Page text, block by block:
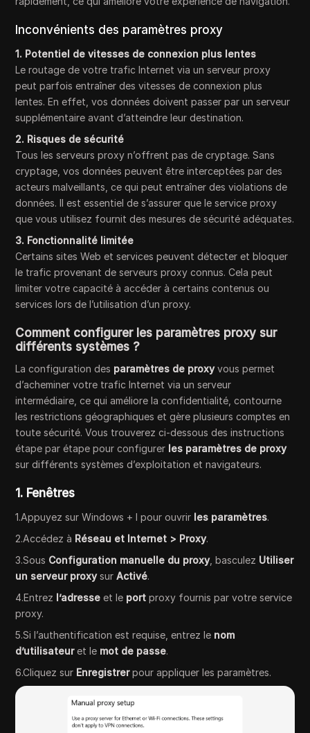
Inconvénients des paramètres proxy
1. Potentiel de vitesses de connexion plus lentes
Le routage de votre trafic Internet via un serveur proxy
peut parfois entraîner des vitesses de connexion plus
lentes. En effet, vos données doivent passer par un serveur
supplémentaire avant d’atteindre leur destination.
2. Risques de sécurité
Tous les serveurs proxy n’offrent pas de cryptage. Sans
cryptage, vos données peuvent être interceptées par des
acteurs malveillants, ce qui peut entraîner des violations de
données. Il est essentiel de s’assurer que le service proxy
que vous utilisez fournit des mesures de sécurité adéquates.
3. Fonctionnalité limitée
Certains sites Web et services peuvent détecter et bloquer
le trafic provenant de serveurs proxy connus. Cela peut
limiter votre capacité à accéder à certains contenus ou
services lors de l’utilisation d’un proxy.
Comment configurer les paramètres proxy sur
différents systèmes ?
La configuration des paramètres de proxyvous permet
d’acheminer votre trafic Internet via un serveur
intermédiaire, ce qui améliore la confidentialité, contourne
les restrictions géographiques et gère plusieurs comptes en
toute sécurité. Vous trouverez ci-dessous des instructions
étape par étape pour configurer les paramètres de proxy
sur différents systèmes d’exploitation et navigateurs.
1. Fenêtres
1.Appuyez sur Windows + I pour ouvrir les paramètres.
2.Accédez à Réseau et Internet > Proxy.
3.Sous Configuration manuelle du proxy, basculez Utiliser
un serveur proxysurActivé.
4.Entrez l’adresse et le port proxy fournis par votre service
proxy.
5.Si l’authentification est requise, entrez le nom
d’utilisateuret le mot de passe.
6.Cliquez sur Enregistrerpour appliquer les paramètres.